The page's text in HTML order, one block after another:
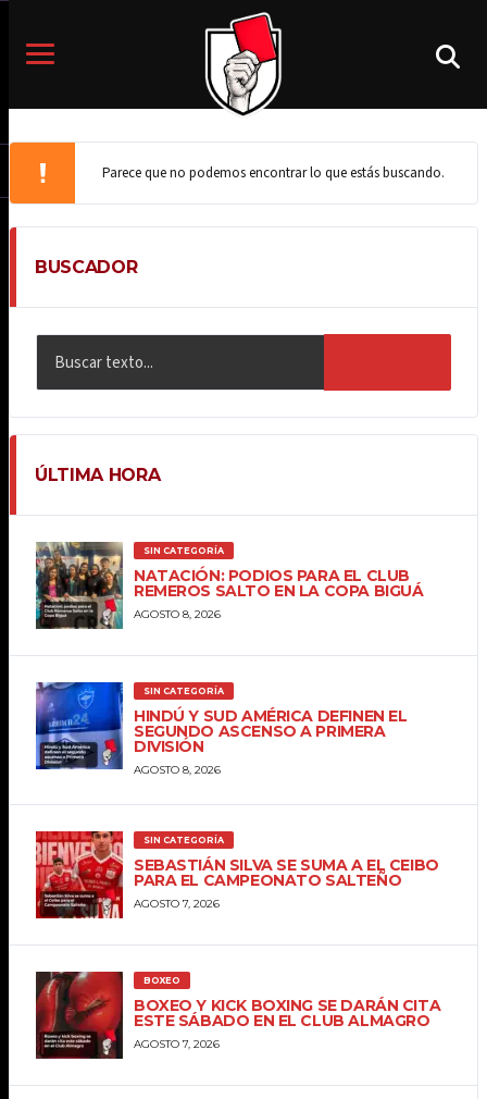
Parece que no podemos encontrar lo que estás buscando.
BUSCADOR
ÚLTIMA HORA
SIN CATEGORÍA
NATACIÓN: PODIOS PARA EL CLUB
REMEROS SALTO EN LA COPA BIGUÁ
AGOSTO 8, 2026
SIN CATEGORÍA
HINDÚ Y SUD AMÉRICA DEFINEN EL
SEGUNDO ASCENSO A PRIMERA
DIVISIÓN
AGOSTO 8, 2026
SIN CATEGORÍA
SEBASTIÁN SILVA SE SUMA A EL CEIBO
PARA EL CAMPEONATO SALTEÑO
AGOSTO 7, 2026
BOXEO
BOXEO Y KICK BOXING SE DARÁN CITA
ESTE SÁBADO EN EL CLUB ALMAGRO
AGOSTO 7, 2026